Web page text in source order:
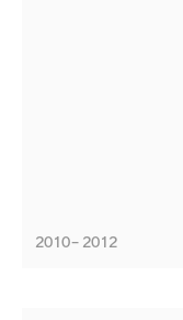
2010 – 2012